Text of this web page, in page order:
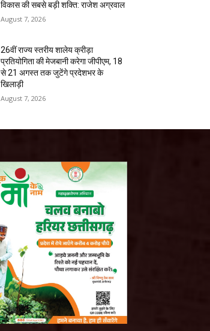
विकास की सबसे बड़ी शक्ति: राजेश अग्रवाल
August 7, 2026
26वीं राज्य स्तरीय शालेय क्रीड़ा
प्रतियोगिता की मेजबानी करेगा जीपीएम, 18
से 21 अगस्त तक जुटेंगे प्रदेशभर के
खिलाड़ी
August 7, 2026